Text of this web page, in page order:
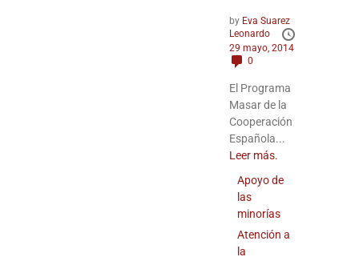
by Eva Suarez
Leonardo
29 mayo, 2014
0
El Programa
Masar de la
Cooperación
Española...
Leer más.
Apoyo de
las
minorías
Atención a
la